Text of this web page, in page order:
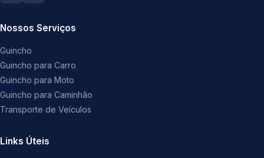
Nossos Serviços
Guincho
Guincho para Carro
Guincho para Moto
Guincho para Caminhão
Transporte de Veículos
Links Úteis